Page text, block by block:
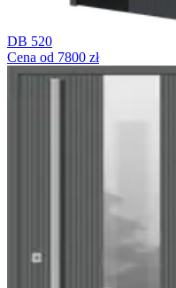
DB 520
Cena od 7800 zł